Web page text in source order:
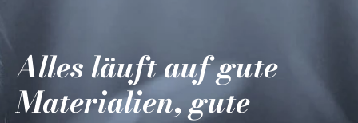
Alles läuft auf gute
Materialien, gute